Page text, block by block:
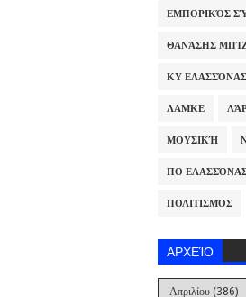
ΕΜΠΟΡΙΚΌΣ
ΘΑΝΆΣΗΣ
ΚΥ ΕΛΑΣΣΌΝΑΣ
ΛΑΜΚΕ
ΜΟΥΣΙΚΉ
ΠΟ
ΠΟΛΙΤΙΣΜΌΣ
ΑΡΧΕΊΟ